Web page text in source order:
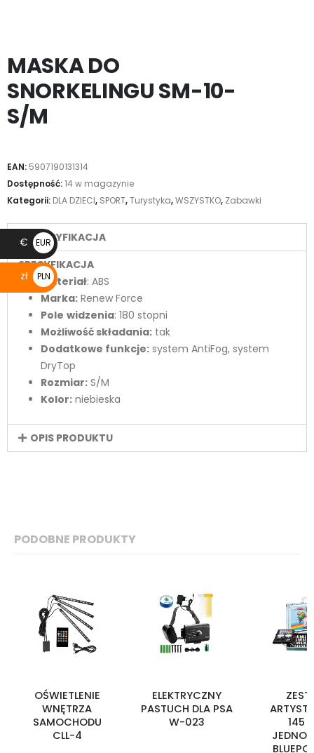
MASKA DO
SNORKELINGU SM-10-
S/M
EAN: 5907190131314
Dostępność:14 w magazynie
Kategorii: DLA DZIECI, SPORT,Turystyka,WSZYSTKO, Zabawki
SPECYFIKACJA
SPECYFIKACJA
Materiał: ABS
Marka: Renew Force
Pole widzenia: 180 stopni
Możliwość składania: tak
Dodatkowe funkcje: system AntiFog, system
DryTop
Rozmiar: S/M
Kolor: niebieska
OPIS PRODUKTU
PODOBNE PRODUKTY
OŚWIETLENIE
WNĘTRZA
SAMOCHODU
CLL-4
ELEKTRYCZNY
PASTUCH DLA PSA
W-023
145
€
EUR
€
zł
PLN
zł